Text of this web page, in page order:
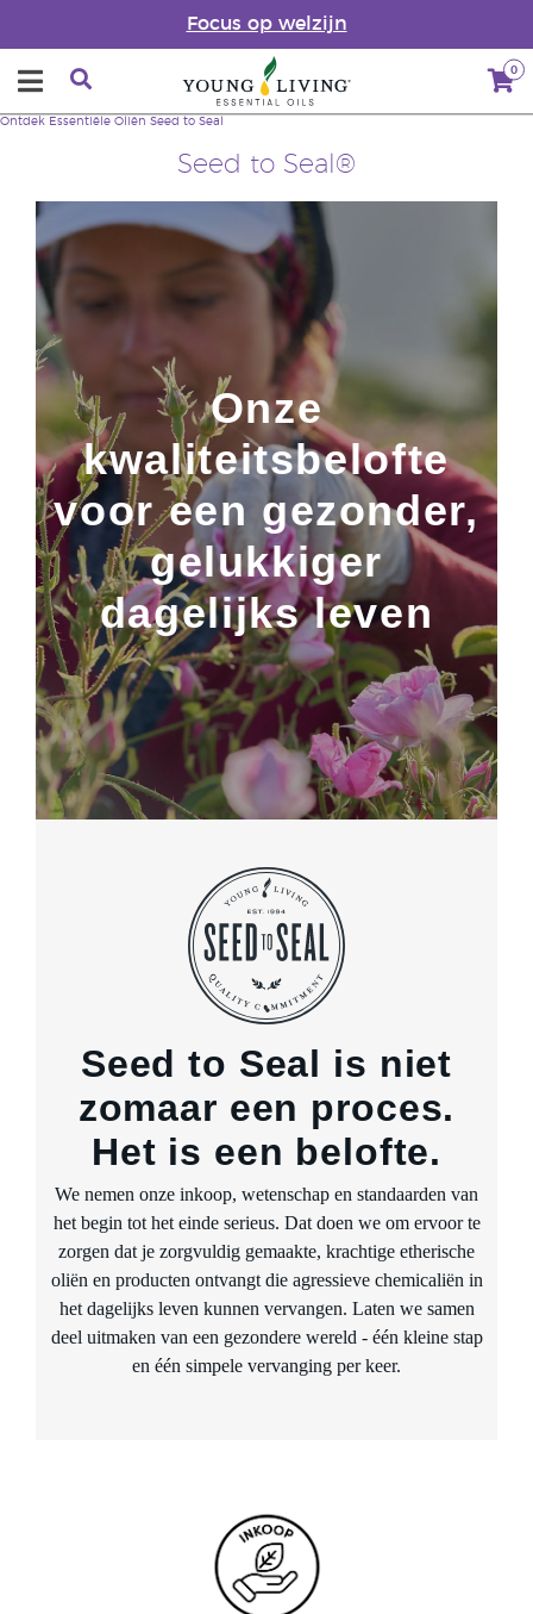
Focus op welzijn
0
Seed to Seal®
Ontdek Essentiële Oliën Seed to Seal
Onze
kwaliteitsbelofte
voor een gezonder,
gelukkiger
dagelijks leven
Seed to Seal is niet
zomaar een proces.
Het is een belofte.
We nemen onze inkoop, wetenschap en standaarden van
het begin tot het einde serieus. Dat doen we om ervoor te
zorgen dat je zorgvuldig gemaakte, krachtige etherische
oliën en producten ontvangt die agressieve chemicaliën in
het dagelijks leven kunnen vervangen. Laten we samen
deel uitmaken van een gezondere wereld - één kleine stap
en één simpele vervanging per keer.